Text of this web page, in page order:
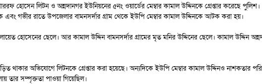
হোসেন লিটন ও অন্নদানগর ইউনিয়নের ৫নং ওয়ার্ডের মেম্বার কামাল উদ্দিনকে গ্রেপ্তার করেছে পুলিশ।
এবং গভীর রাতে উপজেলার বামনসর্দার গ্রাম থেকে ইউপি মেম্বার কামাল উদ্দিনকে আটক করা হয়।
হোসেনের ছেলে। আর কামাল উদ্দিন বামনসর্দার গ্রামের মৃত মনির উদ্দিনের ছেলে। কামাল উদ্দিন
থাকার অভিযোগে লিটনকে গ্রেপ্তার করা হয়েছে। অন্যদিকে ইউপি মেম্বার কামাল উদ্দিনও নাশকতার
তার সম্পৃক্ততা পাওয়া গিয়েছিল।